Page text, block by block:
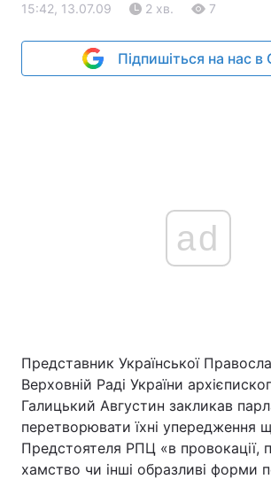
15:42, 13.07.09 2 хв. 7
Підпишіться на нас в
ad
Представник Української
Верховній Раді України
Галицький Августин закликав
перетворювати їхні упередження
Предстоятеля РПЦ «в провокації,
хамство чи інші образливі форми